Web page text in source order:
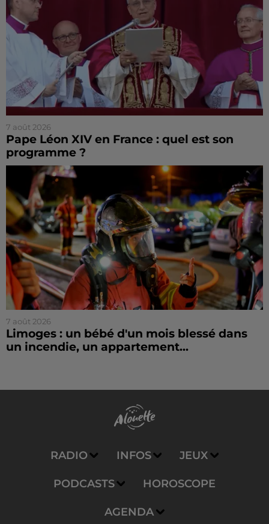
7 août 2026
Pape Léon XIV en France : quel est son
programme ?
7 août 2026
Limoges : un bébé d'un mois blessé dans
un incendie, un appartement...
RADIO INFOS JEUX
PODCASTS HOROSCOPE
AGENDA